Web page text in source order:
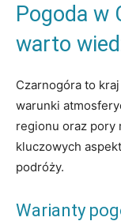
Pogoda w
warto
Czarnogóra to
warunki
regionu oraz ‌pory
kluczowych
podróży.
Warianty